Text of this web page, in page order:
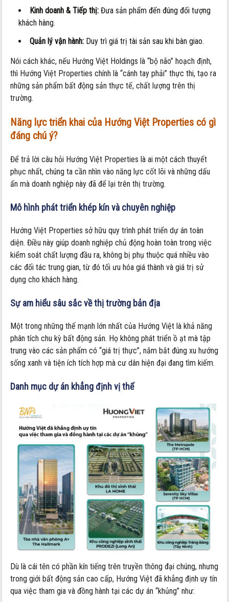
Kinh doanh & Tiếp thị: Đưa sản phẩm đến đúng đối tượng
khách hàng.
Quản lý vận hành: Duy trì giá trị tài sản sau khi bàn giao.
Nói cách khác, nếu Hướng Việt Holdings là “bộ não” hoạch định,
thì Hướng Việt Properties chính là “cánh tay phải” thực thi, tạo ra
những sản phẩm bất động sản thực tế, chất lượng trên thị
trường.
Năng lực triển khai của Hướng Việt Properties có gì
đáng chú ý?
Để trả lời câu hỏi Hướng Việt Properties là ai một cách thuyết
phục nhất, chúng ta cần nhìn vào năng lực cốt lõi và những dấu
ấn mà doanh nghiệp này đã để lại trên thị trường.
Mô hình phát triển khép kín và chuyên nghiệp
Hướng Việt Properties sở hữu quy trình phát triển dự án toàn
diện. Điều này giúp doanh nghiệp chủ động hoàn toàn trong việc
kiểm soát chất lượng đầu ra, không bị phụ thuộc quá nhiều vào
các đối tác trung gian, từ đó tối ưu hóa giá thành và giá trị sử
dụng cho khách hàng.
Sự am hiểu sâu sắc về thị trường bản địa
Một trong những thế mạnh lớn nhất của Hướng Việt là khả năng
phân tích chu kỳ bất động sản. Họ không phát triển ồ ạt mà tập
trung vào các sản phẩm có “giá trị thực”, nắm bắt đúng xu hướng
sống xanh và tiện ích tích hợp mà cư dân hiện đại đang tìm kiếm.
Danh mục dự án khẳng định vị thế
Dù là cái tên có phần kín tiếng trên truyền thông đại chúng, nhưng
trong giới bất động sản cao cấp, Hướng Việt đã khẳng định uy tín
qua việc tham gia và đồng hành tại các dự án “khủng” như: